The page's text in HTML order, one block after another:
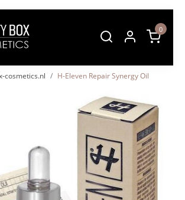
0
cosmetics.nl H-Eleven Repair Synergy Oil